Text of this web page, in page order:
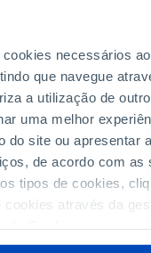
necessários ao
que navegue
a utilização de
uma melhor
do site ou apresentar
de acordo com as
tipos de cookies,
através da
para o Parlamento
para a Presidência da